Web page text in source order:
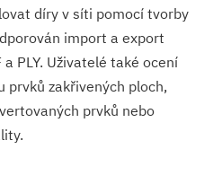
díry v síti pomocí tvorby
import a export
PLY. Uživatelé také ocení
prvků zakřivených ploch,
prvků nebo